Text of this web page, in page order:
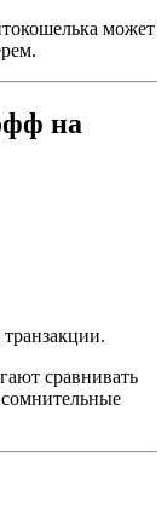
может
на
сравнивать